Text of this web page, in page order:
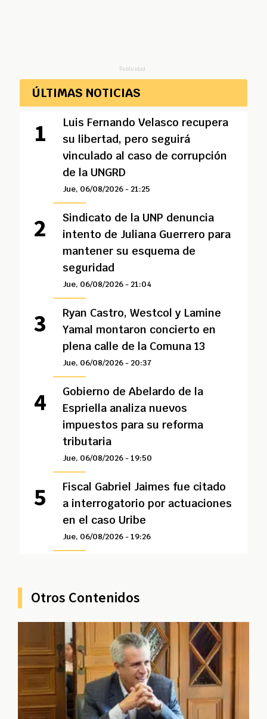
Publicidad
ÚLTIMAS NOTICIAS
Luis Fernando Velasco recupera
su libertad, pero seguirá
vinculado al caso de corrupción
de la UNGRD
Jue, 06/08/2026 - 21:25
Sindicato de la UNP denuncia
intento de Juliana Guerrero para
mantener su esquema de
seguridad
Jue, 06/08/2026 - 21:04
Ryan Castro, Westcol y Lamine
Yamal montaron concierto en
plena calle de la Comuna 13
Jue, 06/08/2026 - 20:37
Gobierno de Abelardo de la
Espriella analiza nuevos
impuestos para su reforma
tributaria
Jue, 06/08/2026 - 19:50
Fiscal Gabriel Jaimes fue citado
a interrogatorio por actuaciones
en el caso Uribe
Jue, 06/08/2026 - 19:26
Otros Contenidos